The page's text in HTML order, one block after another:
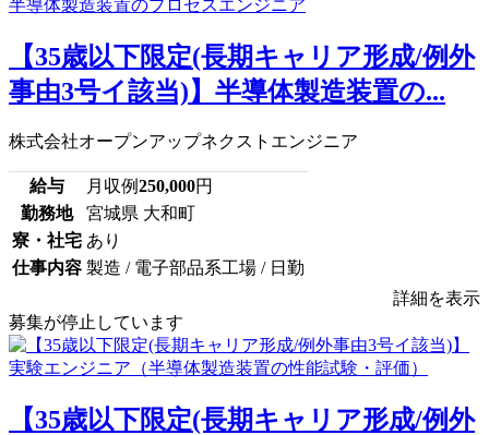
【35歳以下限定(長期キャリア形成/例外
事由3号イ該当)】半導体製造装置の...
株式会社オープンアップネクストエンジニア
給与 月収例250,000円
勤務地
宮城県 大和町
寮・社宅 あり
仕事内容 製造 / 電子部品系工場 / 日勤
詳細を表示
募集が停止しています
【35歳以下限定(長期キャリア形成/例外